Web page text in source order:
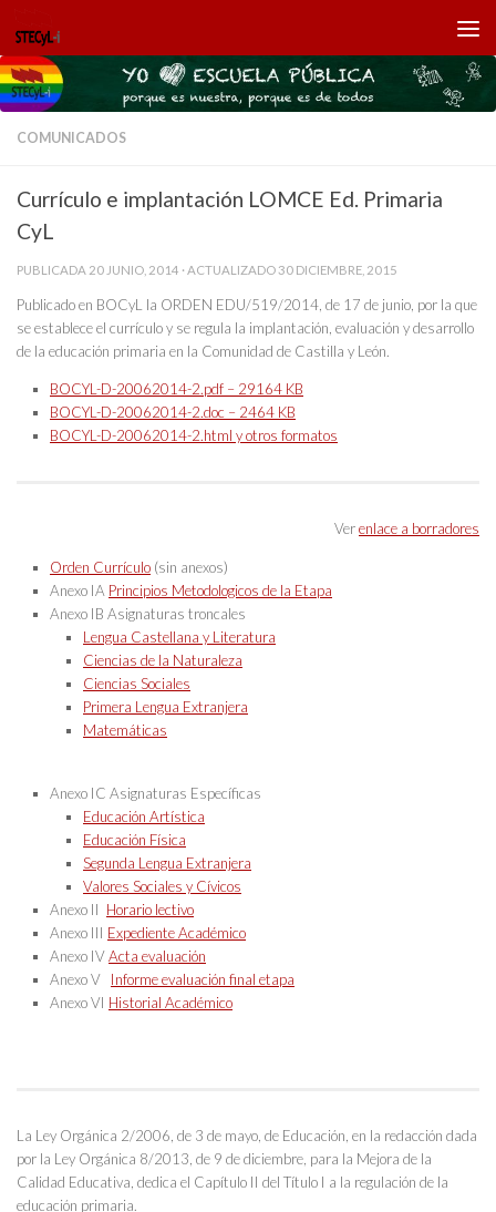
Saltar al contenido
COMUNICADOS
Currículo e implantación LOMCE Ed. Primaria
CyL
PUBLICADA 20 JUNIO, 2014 · ACTUALIZADO30 DICIEMBRE, 2015
Publicado en BOCyL la ORDEN EDU/519/2014, de 17 de junio, por la que
se establece el currículo y se regula la implantación, evaluación y desarrollo
de la educación primaria en la Comunidad de Castilla y León.
BOCYL-D-20062014-2.pdf – 29164 KB
BOCYL-D-20062014-2.doc – 2464 KB
BOCYL-D-20062014-2.html y otros formatos
Verenlace a borradores
Orden Currículo (sin anexos)
Anexo IA Principios Metodologicos de la Etapa
Anexo IB Asignaturas troncales
Lengua Castellana y Literatura
Ciencias de la Naturaleza
Ciencias Sociales
Primera Lengua Extranjera
Matemáticas
Anexo IC Asignaturas Específicas
Educación Artística
Educación Física
Segunda Lengua Extranjera
Valores Sociales y Cívicos
Anexo II Horario lectivo
Anexo III Expediente Académico
Anexo IVActa evaluación
Anexo V Informe evaluación final etapa
Anexo VI Historial Académico
La Ley Orgánica 2/2006, de 3 de mayo, de Educación, en la redacción dada
por la Ley Orgánica 8/2013, de 9 de diciembre, para la Mejora de la
Calidad Educativa, dedica el Capítulo II del Título I a la regulación de la
educación primaria.